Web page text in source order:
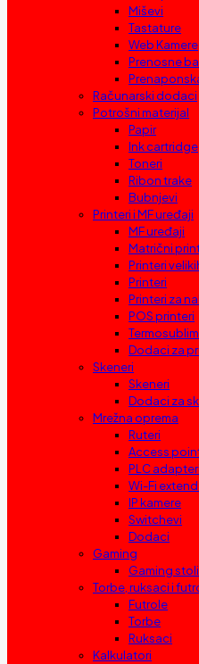
Miševi
Tastature
Web Kamere
Prenosne
Računarski dodaci
Potrošni materijal
Papir
Ink cartridge
Toneri
Ribon trake
Bubnjevi
Printeri i MF uređaji
MF uređaji
Matrični
Printeri
Printeri
Printeri za
POS printeri
Dodaci za
Skeneri
Skeneri
Dodaci za
Mrežna oprema
Ruteri
Access
PLC adapteri
Wi-Fi
IP kamere
Switchevi
Dodaci
Gaming
Gaming
Torbe, ruksaci i
Futrole
Torbe
Ruksaci
Kalkulatori